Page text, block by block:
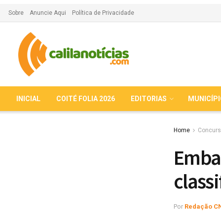
Sobre Anuncie Aqui Política de Privacidade
INICIAL COITÉ FOLIA 2026 EDITORIAS
Home
Por Redação